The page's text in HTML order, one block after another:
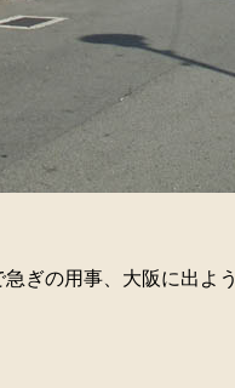
ぎの用事、大阪に出よ